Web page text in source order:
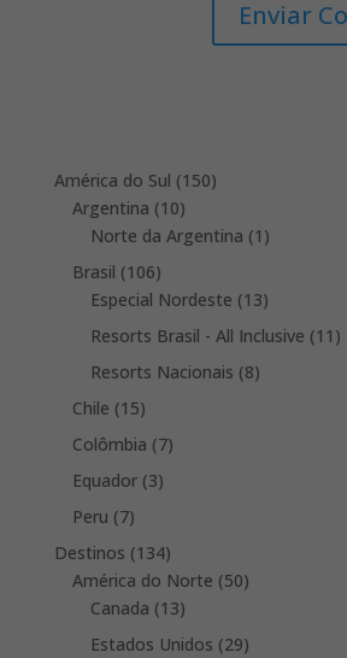
América do Sul 150150
Argentina 1010
products
Norte da Argentina 1 1
Brasil 106106
products
Especial Nordeste 1313
products
Resorts Brasil - All Inclusive 11 11
Resorts Nacionais 88
Chile 1515
products
Colômbia 77
Equador 33
Peru 77
products
Destinos 134134
products
América do Norte 5050
Canada 1313
products
Estados Unidos 2929